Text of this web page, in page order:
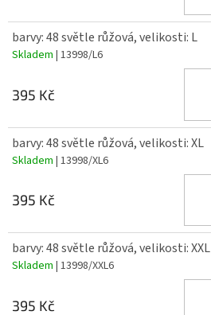
barvy: 48 světle růžová, velikosti: L
Skladem | 13998/L6
395 Kč
barvy: 48 světle růžová, velikosti: XL
Skladem | 13998/XL6
395 Kč
barvy: 48 světle růžová, velikosti: XXL
Skladem | 13998/XXL6
395 Kč